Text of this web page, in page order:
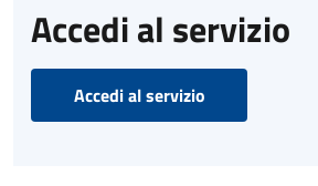
Accedi al servizio
Accedi al servizio